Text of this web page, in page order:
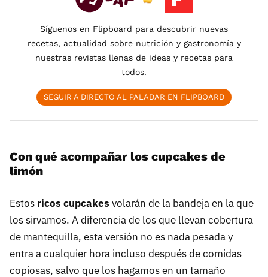
Síguenos en Flipboard para descubrir nuevas
recetas, actualidad sobre nutrición y gastronomía y
nuestras revistas llenas de ideas y recetas para
todos.
SEGUIR A DIRECTO AL PALADAR EN FLIPBOARD
Con qué acompañar los cupcakes de
limón
Estos ricos cupcakes volarán de la bandeja en la que
los sirvamos. A diferencia de los que llevan cobertura
de mantequilla, esta versión no es nada pesada y
entra a cualquier hora incluso después de comidas
copiosas, salvo que los hagamos en un tamaño